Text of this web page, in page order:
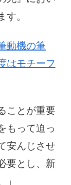
す。
動機の筆
はモチーフ
ことが重要
もって迫っ
安んじさせ
要とし、新
」